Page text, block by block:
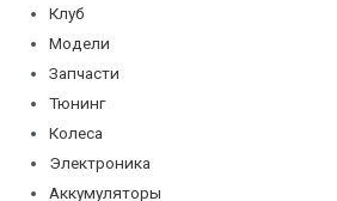
Клуб
Модели
Запчасти
Тюнинг
Колеса
Электроника
Аккумуляторы